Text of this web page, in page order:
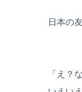
日本の
「え？